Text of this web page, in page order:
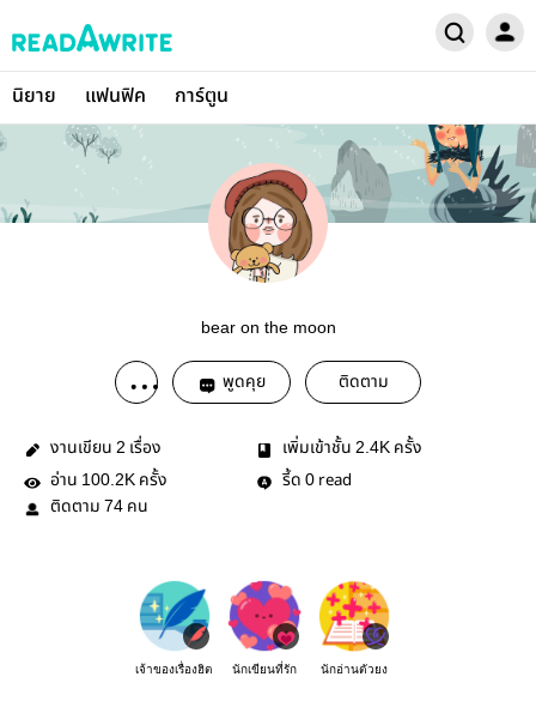
นิยาย แฟนฟิค การ์ตูน
bear on the moon
พูดคุย ติดตาม
งานเขียน 2 เรื่อง เพิ่มเข้าชั้น 2.4K ครั้ง
อ่าน 100.2K ครั้ง รี้ด 0 read
ติดตาม 74 คน
เจ้าของเรื่องฮิต นักเขียนที่รัก นักอ่านตัวยง